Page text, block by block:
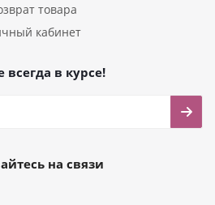
товара
кабинет
всегда в курсе!
на связи